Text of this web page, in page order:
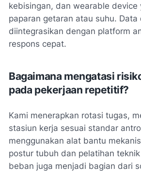
kebisingan, dan wearable device
paparan getaran atau suhu. Data
diintegrasikan dengan platform
respons cepat.
Bagaimana mengatasi
pada pekerjaan repetitif?
Kami menerapkan rotasi tugas,
stasiun kerja sesuai standar
menggunakan alat bantu
postur tubuh dan pelatihan
beban juga menjadi bagian dari